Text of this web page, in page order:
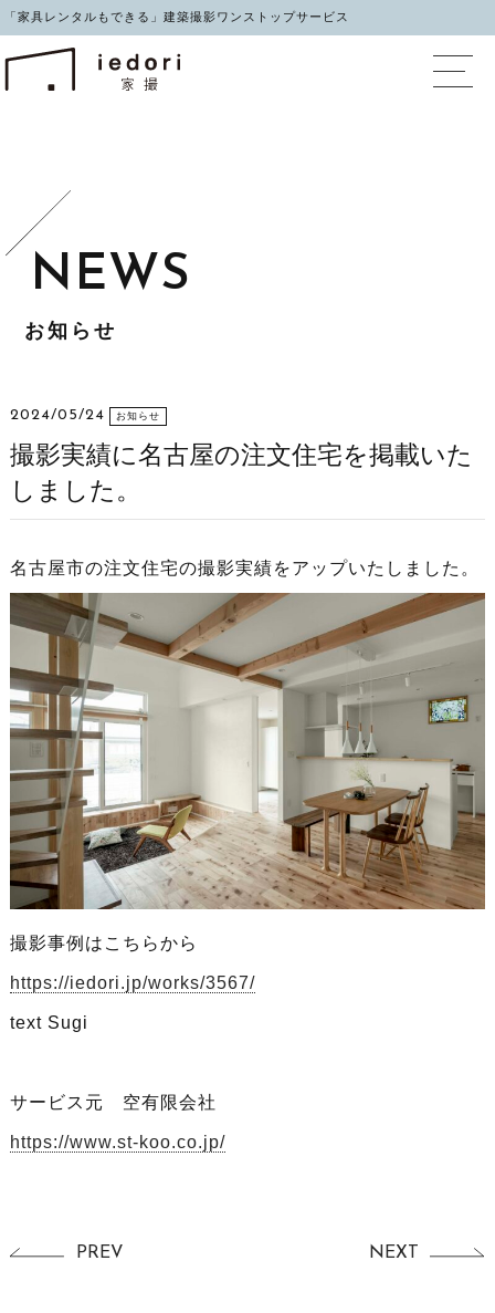
「家具レンタルもできる」建築撮影ワンストップサービス
イエドリ（家撮）家
お知らせ
2024/05/24 お知らせ
撮影実績に名古屋の注文住宅を掲載いた
しました。
名古屋市の注文住宅の撮影実績をアップいたしました。
撮影事例はこちらから
https://iedori.jp/works/3567/
text Sugi
サービス元 空有限会社
https://www.st-koo.co.jp/
PREV NEXT